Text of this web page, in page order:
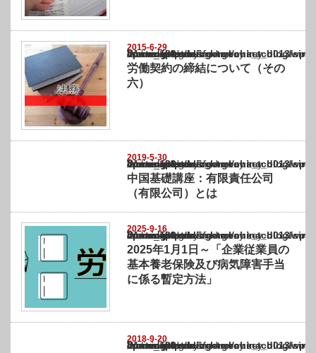
2015-6-29
Warning
: Undefined array key "show_category" in
/home/netst/kuno-cpa.co.jp/public_html/china_blog/wp-content/themes/
on line183
労働契約の締結について（その
六）
2019-5-30
Warning
: Undefined array key "show_category" in
/home/netst/kuno-cpa.co.jp/public_html/china_blog/wp-content/themes/
on line183
中国基礎講座：有限責任公司
（有限公司）とは
2025-9-16
Warning
: Undefined array key "show_category" in
/home/netst/kuno-cpa.co.jp/public_html/china_blog/wp-content/themes/
on line183
2025年1月1日～「企業従業員の
基本養老保険及び病気障害手当
に係る暫定方法」
2018-9-20
Warning
: Undefined array key "show_category" in
/home/netst/kuno-cpa.co.jp/public_html/china_blog/wp-content/themes/
on line183